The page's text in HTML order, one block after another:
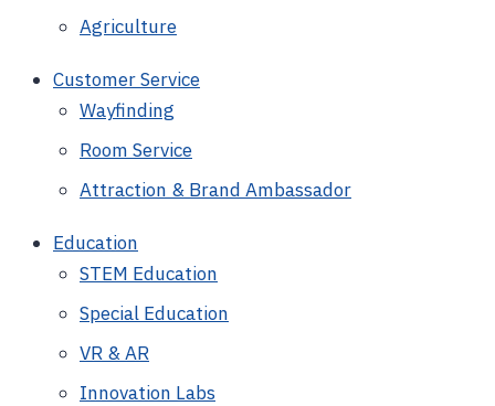
Agriculture
Customer Service
Wayfinding
Room Service
Attraction & Brand Ambassador
Education
STEM Education
Special Education
VR & AR
Innovation Labs